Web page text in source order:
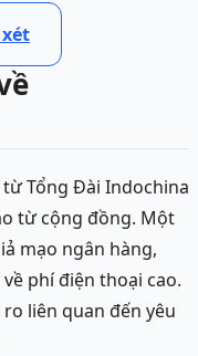
từ Tổng Đài Indochina
từ cộng đồng. Một
mạo ngân hàng,
phí điện thoại cao.
liên quan đến yêu